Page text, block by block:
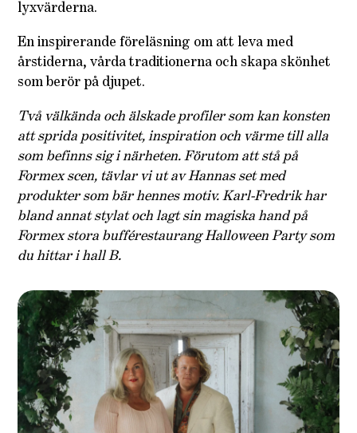
lyxvärderna.
En inspirerande föreläsning om att leva med
årstiderna, vårda traditionerna och skapa skönhet
som berör på djupet.
Två välkända och älskade profiler som kan konsten
att sprida positivitet, inspiration och värme till alla
som befinns sig i närheten. Förutom att stå på
Formex scen, tävlar vi ut av Hannas set med
produkter som bär hennes motiv. Karl-Fredrik har
bland annat stylat och lagt sin magiska hand på
Formex stora bufférestaurang Halloween Party som
du hittar i hall B.